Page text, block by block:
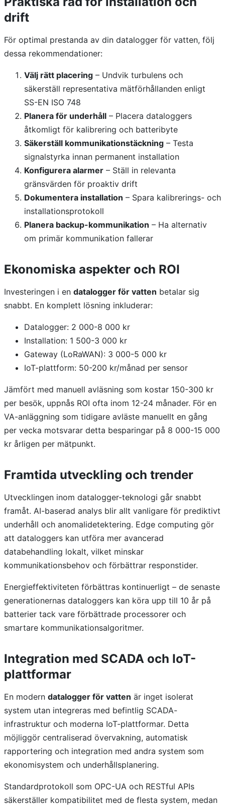
drift
För optimal prestanda av din datalogger för vatten, följ
dessa rekommendationer:
Välj rätt placering – Undvik turbulens och
säkerställ representativa mätförhållanden enligt
SS-EN ISO 748
Planera för underhåll – Placera dataloggers
åtkomligt för kalibrering och batteribyte
Säkerställ kommunikationstäckning – Testa
signalstyrka innan permanent installation
Konfigurera alarmer – Ställ in relevanta
gränsvärden för proaktiv drift
Dokumentera installation – Spara kalibrerings- och
installationsprotokoll
Planera backup-kommunikation – Ha alternativ
om primär kommunikation fallerar
Ekonomiska aspekter och ROI
Investeringen i en datalogger för vatten betalar sig
snabbt. En komplett lösning inkluderar:
Datalogger: 2 000-8 000 kr
Installation: 1 500-3 000 kr
Gateway (LoRaWAN): 3 000-5 000 kr
IoT-plattform: 50-200 kr/månad per sensor
Jämfört med manuell avläsning som kostar 150-300 kr
per besök, uppnås ROI ofta inom 12-24 månader. För en
VA-anläggning som tidigare avläste manuellt en gång
per vecka motsvarar detta besparingar på 8 000-15 000
kr årligen per mätpunkt.
Framtida utveckling och trender
Utvecklingen inom datalogger-teknologi går snabbt
framåt. AI-baserad analys blir allt vanligare för prediktivt
underhåll och anomalidetektering. Edge computing gör
att dataloggers kan utföra mer avancerad
databehandling lokalt, vilket minskar
kommunikationsbehov och förbättrar responstider.
Energieffektiviteten förbättras kontinuerligt – de senaste
generationernas dataloggers kan köra upp till 10 år på
batterier tack vare förbättrade processorer och
smartare kommunikationsalgoritmer.
Integration med SCADA och IoT-
plattformar
En modern datalogger för vatten är inget isolerat
system utan integreras med befintlig SCADA-
infrastruktur och moderna IoT-plattformar. Detta
möjliggör centraliserad övervakning, automatisk
rapportering och integration med andra system som
ekonomisystem och underhållsplanering.
Standardprotokoll som OPC-UA och RESTful APIs
säkerställer kompatibilitet med de flesta system, medan